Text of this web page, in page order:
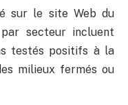
sur le site Web du
secteur incluent
testés positifs à la
milieux fermés ou